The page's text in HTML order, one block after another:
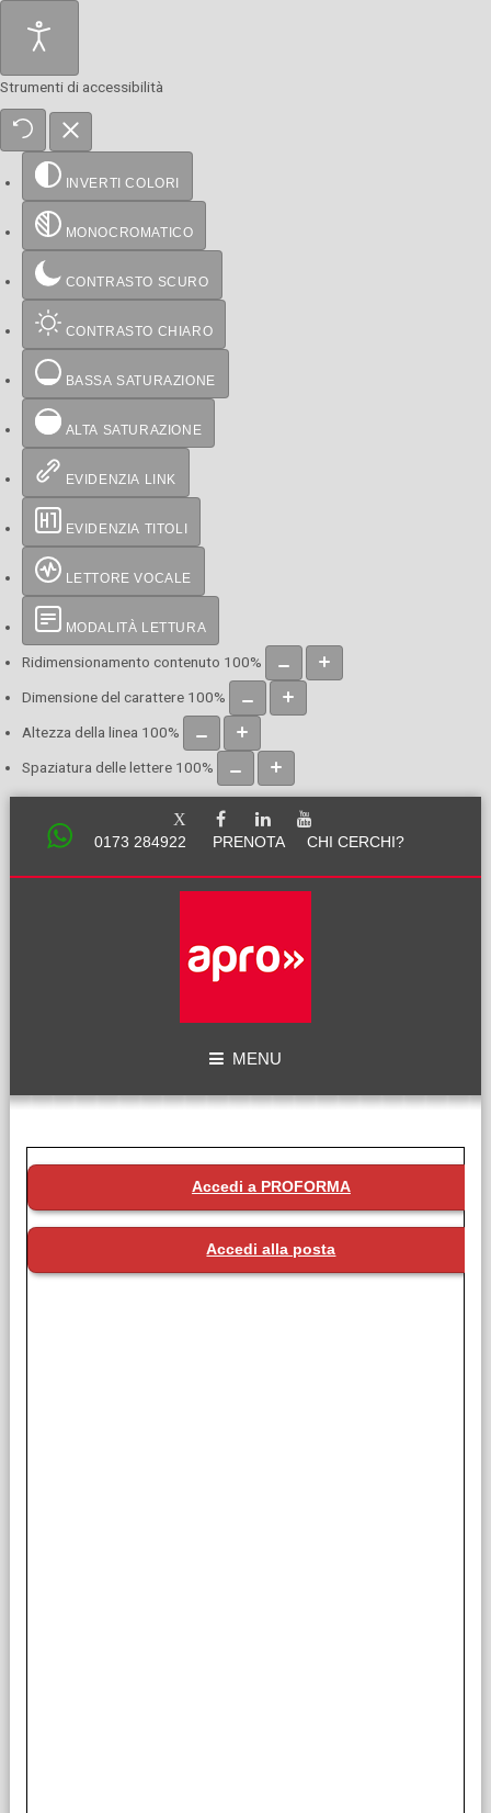
Strumenti di accessibilità
INVERTI COLORI
MONOCROMATICO
CONTRASTO SCURO
CONTRASTO CHIARO
BASSA SATURAZIONE
ALTA SATURAZIONE
EVIDENZIA LINK
EVIDENZIA TITOLI
LETTORE VOCALE
MODALITÀ LETTURA
Ridimensionamento contenuto 100%
Dimensione del carattere 100%
Altezza della linea 100%
Spaziatura delle lettere 100%
0173 284922 PRENOTA CHI CERCHI?
MENU
Accedi a PROFORMA
Accedi alla posta